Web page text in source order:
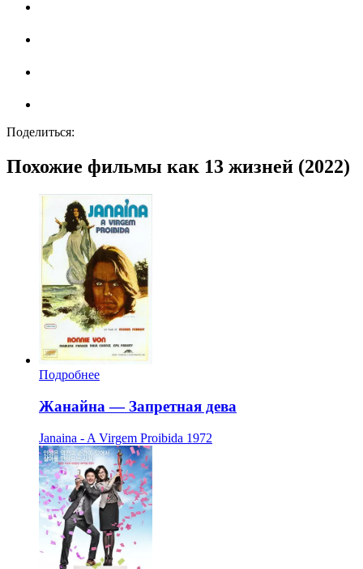
Поделиться:
Похожие фильмы как 13 жизней (2022)
Подробнее
Жанайна — Запретная дева
Janaina - A Virgem Proibida 1972